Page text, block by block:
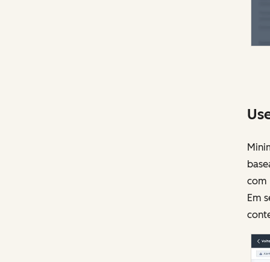
com
Em